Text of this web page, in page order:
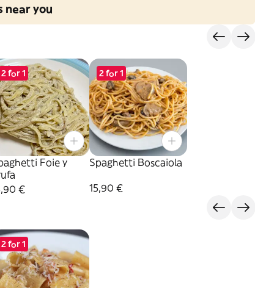
near you
2 for 1
Foie y
€
2 for 1
Spaghetti Boscaiola
15,90 €
2 for 1